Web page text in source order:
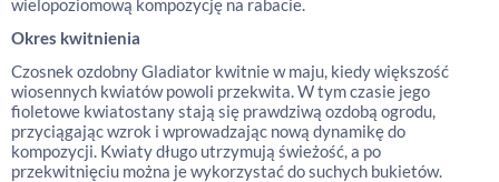
wielopoziomową kompozycję na rabacie.
Okres kwitnienia
Czosnek ozdobny Gladiator kwitnie w maju, kiedy większość
wiosennych kwiatów powoli przekwita. W tym czasie jego
fioletowe kwiatostany stają się prawdziwą ozdobą ogrodu,
przyciągając wzrok i wprowadzając nową dynamikę do
kompozycji. Kwiaty długo utrzymują świeżość, a po
przekwitnięciu można je wykorzystać do suchych bukietów.